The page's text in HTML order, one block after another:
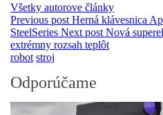
Všetky autorove články
Previous post Herná klávesnica
SteelSeries Next post Nová
extrémny rozsah teplôt
robot stroj
Odporúčame